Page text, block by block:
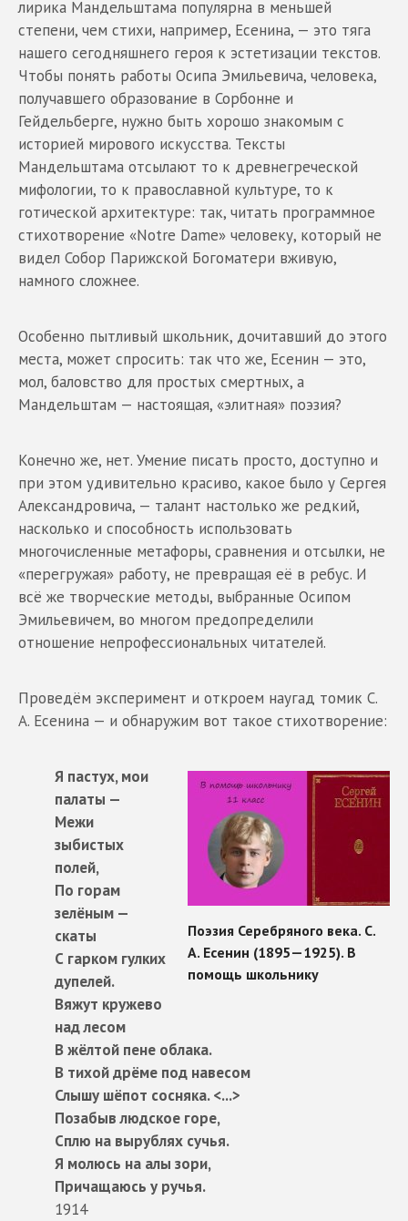
лирика Мандельштама популярна в меньшей
степени, чем стихи, например, Есенина, — это тяга
нашего сегодняшнего героя к эстетизации текстов.
Чтобы понять работы Осипа Эмильевича, человека,
получавшего образование в Сорбонне и
Гейдельберге, нужно быть хорошо знакомым с
историей мирового искусства. Тексты
Мандельштама отсылают то к древнегреческой
мифологии, то к православной культуре, то к
готической архитектуре: так, читать программное
стихотворение «Notre Dame» человеку, который не
видел Собор Парижской Богоматери вживую,
намного сложнее.
Особенно пытливый школьник, дочитавший до этого
места, может спросить: так что же, Есенин — это,
мол, баловство для простых смертных, а
Мандельштам — настоящая, «элитная» поэзия?
Конечно же, нет. Умение писать просто, доступно и
при этом удивительно красиво, какое было у Сергея
Александровича, — талант настолько же редкий,
насколько и способность использовать
многочисленные метафоры, сравнения и отсылки, не
«перегружая» работу, не превращая её в ребус. И
всё же творческие методы, выбранные Осипом
Эмильевичем, во многом предопределили
отношение непрофессиональных читателей.
Проведём эксперимент и откроем наугад томик С.
А. Есенина — и обнаружим вот такое стихотворение:
Я пастух, мои
палаты —
Межи
зыбистых
полей,
По горам
зелёным —
скаты
С гарком гулких
дупелей.
Вяжут кружево
над лесом
В жёлтой пене облака.
В тихой дрёме под навесом
Слышу шёпот сосняка. <...>
Позабыв людское горе,
Сплю на вырублях сучья.
Я молюсь на алы зори,
Причащаюсь у ручья.
1914